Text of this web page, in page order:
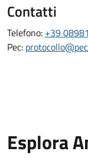
Contatti
Telefono: +39
Pec:
Esplora